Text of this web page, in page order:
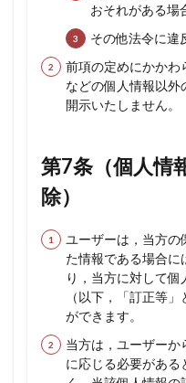
おそれがある場
その他法令に違
前項の定めにかかわ
などの個人情報以外
開示いたしません。
第7条（個人情
除）
ユーザーは，当方の
た情報である場合に
り，当方に対して
（以下，「訂正等
ができます。
当方は，ユーザー
に応じる必要がある